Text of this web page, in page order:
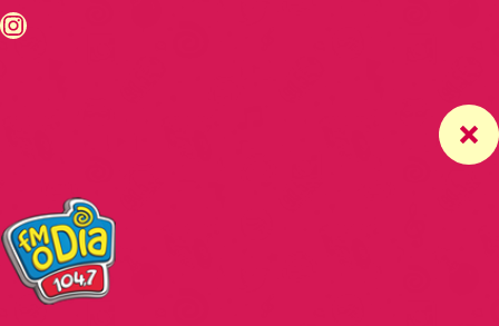
https://www.instagram.com/fmodia.cabofrio/